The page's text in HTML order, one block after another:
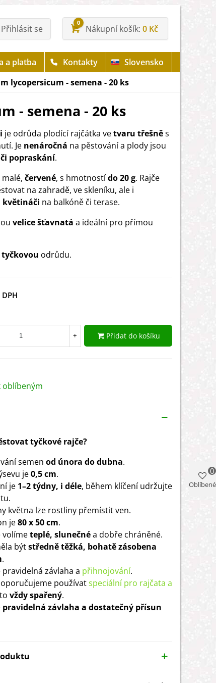
Přihlásit se
0
Nákupní košík 0 Kč
a platba Kontakty
Slovensko
lycopersicum - semena - 20 ks
- semena - 20 ks
je odrůda plodící rajčátka vetvaru třešněs
Je nenáročná na pěstování a plody jsou
popraskání.
červené, s hmotnostído 20 g. Rajče
na zahradě, ve skleníku, ale i
květináči na balkóně či terase.
velice šťavnatá a ideální pro přímou
tyčkovou odrůdu.
+ Přidat do košíku
oblíbeným
tyčkové rajče?
semen od února do dubna.
je0,5 cm.
je 1–2 týdny, i déle, během klíčení udržujte
května lze rostliny přemístit ven.
je80 x 50 cm.
volímeteplé, slunečnéa dobře chráněné.
býtstředně těžká, bohatě zásobena
.
závlaha a přihnojování.
používatspeciální pro rajčata a
vždy spařený.
pravidelná závlaha a dostatečný přísun
Oblíbené
0